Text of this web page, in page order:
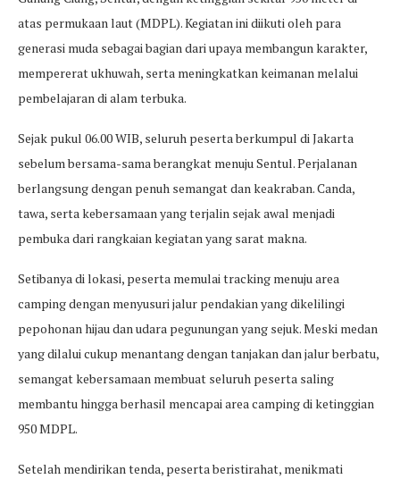
atas permukaan laut (MDPL). Kegiatan ini diikuti oleh para
generasi muda sebagai bagian dari upaya membangun karakter,
mempererat ukhuwah, serta meningkatkan keimanan melalui
pembelajaran di alam terbuka.
Sejak pukul 06.00 WIB, seluruh peserta berkumpul di Jakarta
sebelum bersama-sama berangkat menuju Sentul. Perjalanan
berlangsung dengan penuh semangat dan keakraban. Canda,
tawa, serta kebersamaan yang terjalin sejak awal menjadi
pembuka dari rangkaian kegiatan yang sarat makna.
Setibanya di lokasi, peserta memulai tracking menuju area
camping dengan menyusuri jalur pendakian yang dikelilingi
pepohonan hijau dan udara pegunungan yang sejuk. Meski medan
yang dilalui cukup menantang dengan tanjakan dan jalur berbatu,
semangat kebersamaan membuat seluruh peserta saling
membantu hingga berhasil mencapai area camping di ketinggian
950 MDPL.
Setelah mendirikan tenda, peserta beristirahat, menikmati